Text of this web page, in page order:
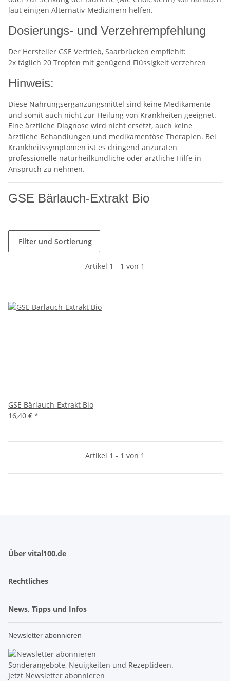
laut einigen Alternativ-Medizinern helfen.
Dosierungs- und Verzehrempfehlung
Der Hersteller GSE Vertrieb, Saarbrücken empfiehlt:
2x täglich 20 Tropfen mit genügend Flüssigkeit verzehren
Hinweis:
Diese Nahrungsergänzungsmittel sind keine Medikamente
und somit auch nicht zur Heilung von Krankheiten geeignet.
Eine ärztliche Diagnose wird nicht ersetzt, auch keine
ärztliche Behandlungen und medikamentöse Therapien. Bei
Krankheitssymptomen ist es dringend anzuraten
professionelle naturheilkundliche oder ärztliche Hilfe in
Anspruch zu nehmen.
GSE Bärlauch-Extrakt Bio
Filter und Sortierung
Artikel 1 - 1 von 1
GSE Bärlauch-Extrakt Bio
16,40 € *
Artikel 1 - 1 von 1
Über vital100.de
Rechtliches
News, Tipps und Infos
Newsletter abonnieren
Sonderangebote, Neuigkeiten und Rezeptideen.
Jetzt Newsletter abonnieren